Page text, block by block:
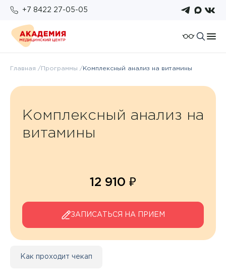
+7 8422 27-05-05
О компании
Работа у нас
Для организаций
Пациентам
Возврат налогового вычета
Бонусная система
Услуги и цены
Контакты
Главная Программы Комплексный анализ на витамины
Комплексный анализ на
витамины
12 910 ₽
ЗАПИСАТЬСЯ НА ПРИЕМ
Как проходит чекап